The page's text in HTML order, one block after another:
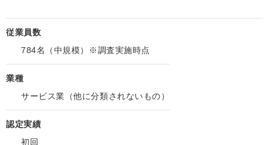
従業員数
784名（中規模）※調査実施時点
業種
サービス業（他に分類されないもの）
認定実績
初回